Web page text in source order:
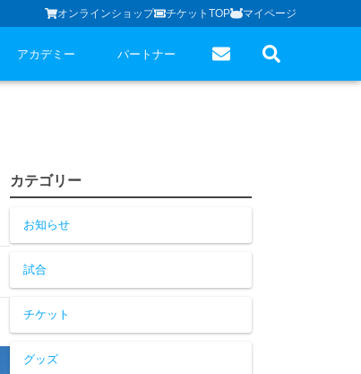
オンラインショップ チケットTOP マイページ
アカデミー パートナー
カテゴリー
お知らせ
試合
チケット
グッズ